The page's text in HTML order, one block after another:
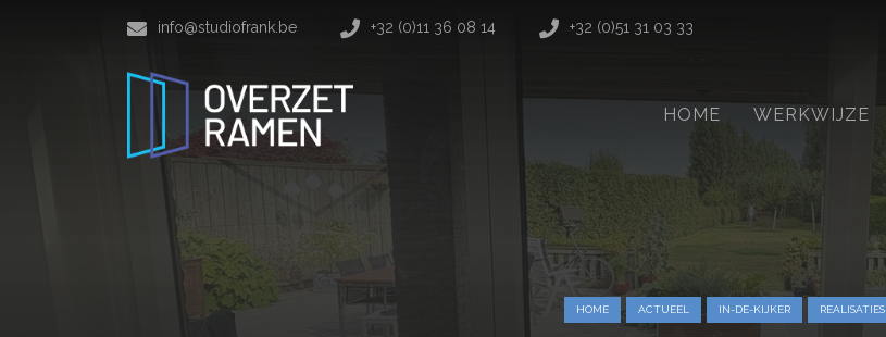
info@studiofrank.be +32 (0)11 36 08 14 +32 (0)51 31 03 33
HOME WERKWIJZE
HOME ACTUEEL IN-DE-KIJKER REALISATIES